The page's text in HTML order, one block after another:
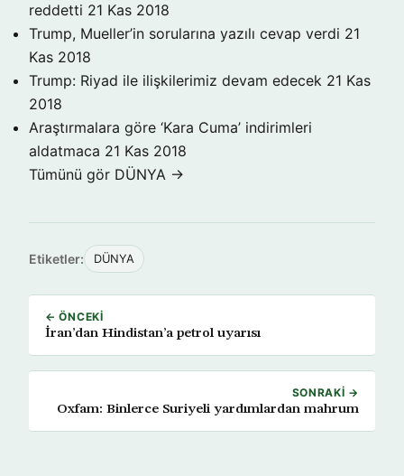
reddetti 21 Kas 2018
Trump, Mueller’in sorularına yazılı cevap verdi 21
Kas 2018
Trump: Riyad ile ilişkilerimiz devam edecek 21 Kas
2018
Araştırmalara göre ‘Kara Cuma’ indirimleri
aldatmaca 21 Kas 2018
Tümünü gör DÜNYA →
Etiketler: DÜNYA
← ÖNCEKI
İran’dan Hindistan’a petrol uyarısı
SONRAKI →
Oxfam: Binlerce Suriyeli yardımlardan mahrum